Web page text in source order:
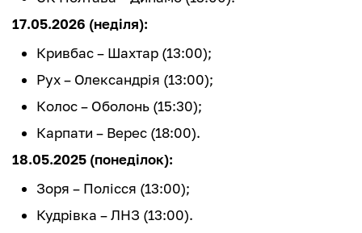
17.05.2026 (неділя):
Кривбас – Шахтар (13:00);
Рух – Олександрія (13:00);
Колос – Оболонь (15:30);
Карпати – Верес (18:00).
18.05.2025 (понеділок):
Зоря – Полісся (13:00);
Кудрівка – ЛНЗ (13:00).